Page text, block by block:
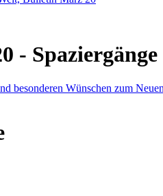
-
besonderen Wünschen zum